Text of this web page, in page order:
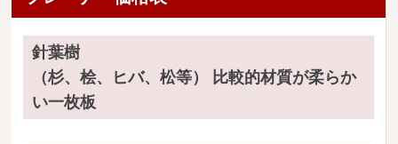
針葉樹
（杉、桧、ヒバ、松等） 比較的材質が柔らか
い一枚板